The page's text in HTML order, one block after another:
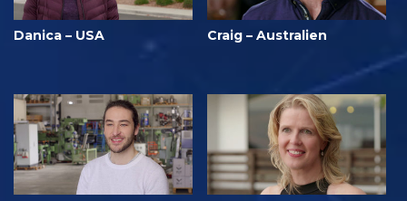
Danica – USA Craig – Australien